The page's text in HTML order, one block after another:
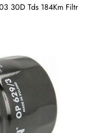
30D Tds 184Km Filtr